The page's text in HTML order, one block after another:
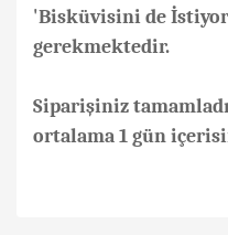
'Bisküvisini de
gerekmektedir.
Siparişiniz
ortalama 1 gün